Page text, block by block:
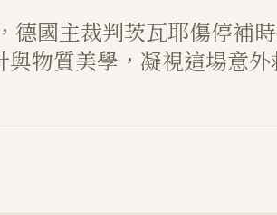
德國主裁判茨瓦耶傷停補
物質美學，凝視這場意外